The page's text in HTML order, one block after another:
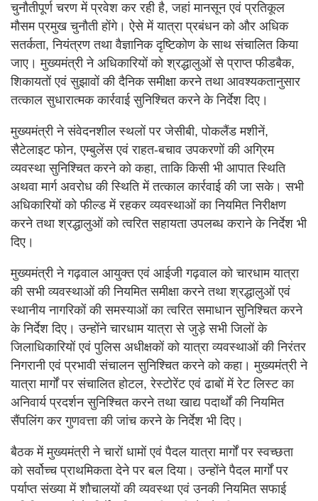
चुनौतीपूर्ण चरण में प्रवेश कर रही है, जहां मानसून एवं प्रतिकूल
मौसम प्रमुख चुनौती होंगे। ऐसे में यात्रा प्रबंधन को और अधिक
सतर्कता, नियंत्रण तथा वैज्ञानिक दृष्टिकोण के साथ संचालित किया
जाए। मुख्यमंत्री ने अधिकारियों को श्रद्धालुओं से प्राप्त फीडबैक,
शिकायतों एवं सुझावों की दैनिक समीक्षा करने तथा आवश्यकतानुसार
तत्काल सुधारात्मक कार्रवाई सुनिश्चित करने के निर्देश दिए।
मुख्यमंत्री ने संवेदनशील स्थलों पर जेसीबी, पोकलैंड मशीनें,
सैटेलाइट फोन, एम्बुलेंस एवं राहत-बचाव उपकरणों की अग्रिम
व्यवस्था सुनिश्चित करने को कहा, ताकि किसी भी आपात स्थिति
अथवा मार्ग अवरोध की स्थिति में तत्काल कार्रवाई की जा सके। सभी
अधिकारियों को फील्ड में रहकर व्यवस्थाओं का नियमित निरीक्षण
करने तथा श्रद्धालुओं को त्वरित सहायता उपलब्ध कराने के निर्देश भी
दिए।
मुख्यमंत्री ने गढ़वाल आयुक्त एवं आईजी गढ़वाल को चारधाम यात्रा
की सभी व्यवस्थाओं की नियमित समीक्षा करने तथा श्रद्धालुओं एवं
स्थानीय नागरिकों की समस्याओं का त्वरित समाधान सुनिश्चित करने
के निर्देश दिए। उन्होंने चारधाम यात्रा से जुड़े सभी जिलों के
जिलाधिकारियों एवं पुलिस अधीक्षकों को यात्रा व्यवस्थाओं की निरंतर
निगरानी एवं प्रभावी संचालन सुनिश्चित करने को कहा। मुख्यमंत्री ने
यात्रा मार्गों पर संचालित होटल, रेस्टोरेंट एवं ढाबों में रेट लिस्ट का
अनिवार्य प्रदर्शन सुनिश्चित करने तथा खाद्य पदार्थों की नियमित
सैंपलिंग कर गुणवत्ता की जांच करने के निर्देश भी दिए।
बैठक में मुख्यमंत्री ने चारों धामों एवं पैदल यात्रा मार्गों पर स्वच्छता
को सर्वोच्च प्राथमिकता देने पर बल दिया। उन्होंने पैदल मार्गों पर
पर्याप्त संख्या में शौचालयों की व्यवस्था एवं उनकी नियमित सफाई